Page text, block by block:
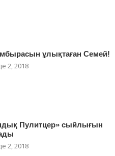
ұлықтаған Семей!
2, 2018
Пулитцер» сыйлығын
2, 2018